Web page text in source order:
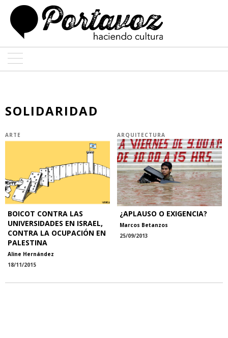
ARQUITECTURA
ENTREVISTAS
COLABORADORES
SOLIDARIDAD
ARTE
BOICOT CONTRA LAS
UNIVERSIDADES EN ISRAEL,
CONTRA LA OCUPACIÓN EN
PALESTINA
Aline Hernández
18/11/2015
ARQUITECTURA
¿APLAUSO O EXIGENCIA?
Marcos Betanzos
25/09/2013